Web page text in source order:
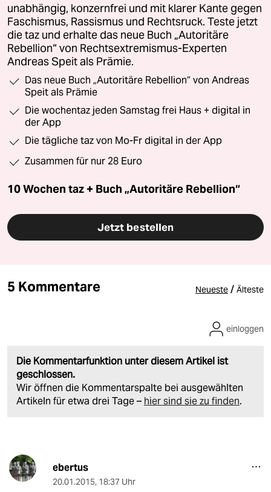
unabhängig, konzernfrei und mit klarer Kante gegen
Faschismus, Rassismus und Rechtsruck. Teste jetzt
die taz und erhalte das neue Buch „Autoritäre
Rebellion“ von Rechtsextremismus-Experten
Andreas Speit als Prämie.
Das neue Buch „Autoritäre Rebellion“ von Andreas
Speit als Prämie
Die wochentaz jeden Samstag frei Haus + digital in
der App
Die tägliche taz von Mo-Fr digital in der App
Zusammen für nur 28 Euro
10 Wochen taz + Buch „Autoritäre Rebellion“
Jetzt bestellen
5 Kommentare Neueste / Älteste
Die Kommentarfunktion unter diesem Artikel ist
geschlossen.
Wir öffnen die Kommentarspalte bei ausgewählten
Artikeln für etwa drei Tage – hier sind sie zu finden.
einloggen
ebertus
20.01.2015, 18:37 Uhr